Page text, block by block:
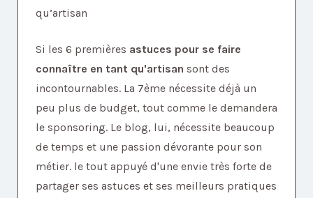
qu’artisan
Si les 6 premières astuces pour se faire
connaître en tant qu'artisan sont des
incontournables. La 7ème nécessite déjà un
peu plus de budget, tout comme le demandera
le sponsoring. Le blog, lui, nécessite beaucoup
de temps et une passion dévorante pour son
métier. le tout appuyé d'une envie très forte de
partager ses astuces et ses meilleurs pratiques